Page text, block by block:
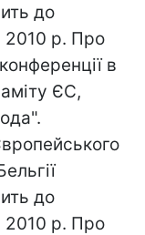
до
2010 р. Про
в
ЄС,
до
2010 р. Про